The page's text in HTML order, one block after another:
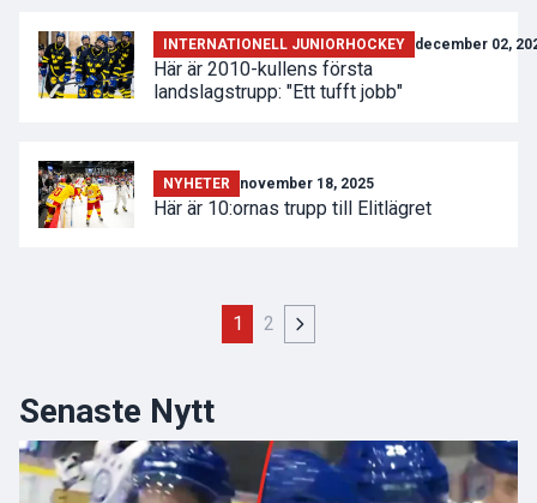
INTERNATIONELL JUNIORHOCKEY december 02,
Här är 2010-kullens första
landslagstrupp: "Ett tufft jobb"
NYHETER november 18, 2025
Här är 10:ornas trupp till Elitlägret
1 2
Senaste Nytt